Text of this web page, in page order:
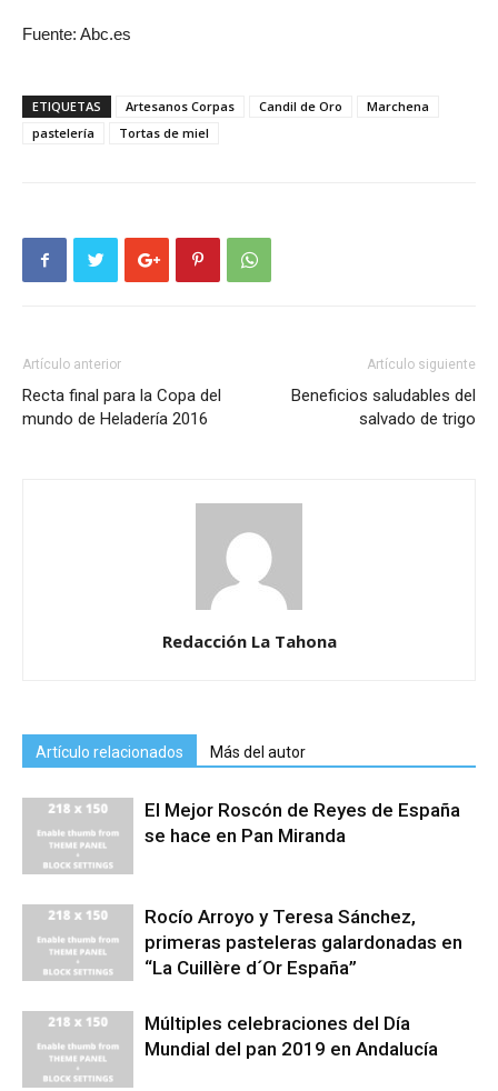
Fuente: Abc.es
ETIQUETAS Artesanos Corpas Candil de Oro
Marchena
pastelería
Tortas de miel
Artículo anterior
Recta final para la Copa del
mundo de Heladería 2016
Artículo siguiente
Beneficios saludables del
salvado de trigo
Redacción La Tahona
Artículo relacionados Más del autor
El Mejor Roscón de Reyes de España
se hace en Pan Miranda
Rocío Arroyo y Teresa Sánchez,
primeras pasteleras galardonadas en
“La Cuillère d´Or España”
Múltiples celebraciones del Día
Mundial del pan 2019 en Andalucía